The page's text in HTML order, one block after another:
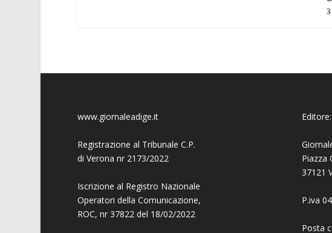
www.giornaleadige.it
Registrazione al Tribunale C.P.
di Verona nr 2173/2022
Iscrizione al Registro Nazionale
Operatori della Comunicazione,
ROC, nr 37822 del 18/02/2022
Editore:
Piazza
37121
P.iva
Posta